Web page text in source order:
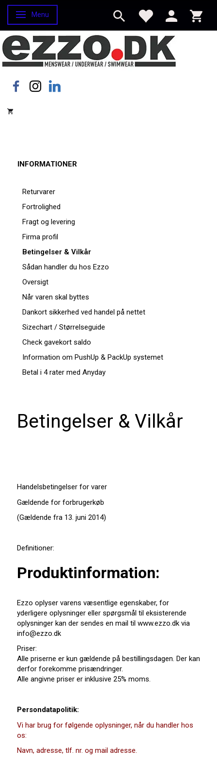
Skifte navigation
Menu
INFORMATIONER
Returvarer
Fortrolighed
Fragt og levering
Firma profil
Betingelser & Vilkår
Sådan handler du hos Ezzo
Oversigt
Når varen skal byttes
Dankort sikkerhed ved handel på nettet
Sizechart / Størrelseguide
Check gavekort saldo
Information om PushUp & PackUp systemet
Betal i 4 rater med Anyday
Betingelser & Vilkår
Handelsbetingelser for varer
Gældende for forbrugerkøb
(Gældende fra 13. juni 2014)
Definitioner:
Produktinformation:
Ezzo oplyser varens væsentlige egenskaber, for
yderligere oplysninger eller spørgsmål til eksisterende
oplysninger kan der sendes en mail til www.ezzo.dk via
info@ezzo.dk
Priser:
Alle priserne er kun gældende på bestillingsdagen. Der kan
derfor forekomme prisændringer.
Alle angivne priser er inklusive 25% moms.
Persondatapolitik:
Vi har brug for følgende oplysninger, når du handler hos
os:
Navn, adresse, tlf. nr. og mail adresse.